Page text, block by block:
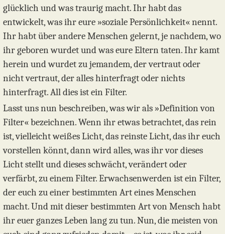
glücklich und was traurig macht. Ihr habt das
entwickelt, was ihr eure »soziale Persönlichkeit« nennt.
Ihr habt über andere Menschen gelernt, je nachdem, wo
ihr geboren wurdet und was eure Eltern taten. Ihr kamt
herein und wurdet zu jemandem, der vertraut oder
nicht vertraut, der alles hinterfragt oder nichts
hinterfragt. All dies ist ein Filter.
Lasst uns nun beschreiben, was wir als »Definition von
Filter« bezeichnen. Wenn ihr etwas betrachtet, das rein
ist, vielleicht weißes Licht, das reinste Licht, das ihr euch
vorstellen könnt, dann wird alles, was ihr vor dieses
Licht stellt und dieses schwächt, verändert oder
verfärbt, zu einem Filter. Erwachsenwerden ist ein Filter,
der euch zu einer bestimmten Art eines Menschen
macht. Und mit dieser bestimmten Art von Mensch habt
ihr euer ganzes Leben lang zu tun. Nun, die meisten von